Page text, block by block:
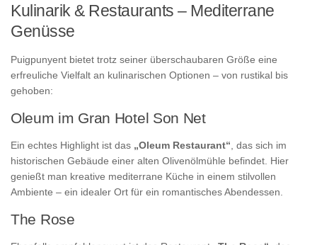
Kulinarik & Restaurants – Mediterrane
Genüsse
Puigpunyent bietet trotz seiner überschaubaren Größe eine
erfreuliche Vielfalt an kulinarischen Optionen – von rustikal bis
gehoben:
Oleum im Gran Hotel Son Net
Ein echtes Highlight ist das „Oleum Restaurant“, das sich im
historischen Gebäude einer alten Olivenölmühle befindet. Hier
genießt man kreative mediterrane Küche in einem stilvollen
Ambiente – ein idealer Ort für ein romantisches Abendessen.
The Rose